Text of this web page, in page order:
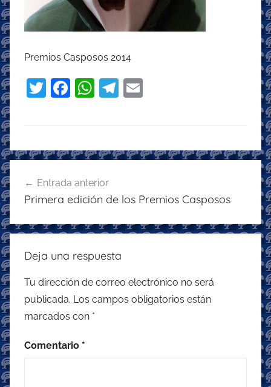
Premios Casposos 2014
T
er
F
e
b
o
o
k
W
s
A
p
p
T
gr
a
l
Navegación
de
entradas
Entrada anterior
Primera edición de los Premios Casposos
Deja una respuesta
Tu dirección de correo electrónico no será
publicada. Los campos obligatorios están
marcados con *
Comentario *